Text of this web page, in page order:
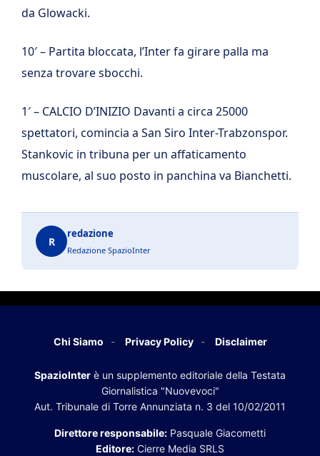
da Glowacki.
10′ – Partita bloccata, l’Inter fa girare palla ma
senza trovare sbocchi.
1′ – CALCIO D’INIZIO Davanti a circa 25000
spettatori, comincia a San Siro Inter-Trabzonspor.
Stankovic in tribuna per un affaticamento
muscolare, al suo posto in panchina va Bianchetti.
R
redazione
Redazione SpazioInter
Chi Siamo Privacy Policy Disclaimer
SpazioInter è un supplemento editoriale della Testata
Giornalistica "Nuovevoci"
Aut. Tribunale di Torre Annunziata n. 3 del 10/02/2011
Direttore responsabile: Pasquale Giacometti
Editore: Cierre Media SRLS